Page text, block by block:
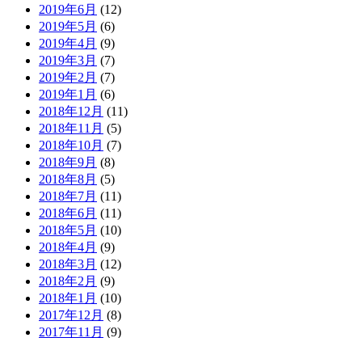
2019年6月 (12)
2019年5月 (6)
2019年4月 (9)
2019年3月 (7)
2019年2月 (7)
2019年1月 (6)
2018年12月 (11)
2018年11月 (5)
2018年10月 (7)
2018年9月 (8)
2018年8月 (5)
2018年7月 (11)
2018年6月 (11)
2018年5月 (10)
2018年4月 (9)
2018年3月 (12)
2018年2月 (9)
2018年1月 (10)
2017年12月 (8)
2017年11月 (9)